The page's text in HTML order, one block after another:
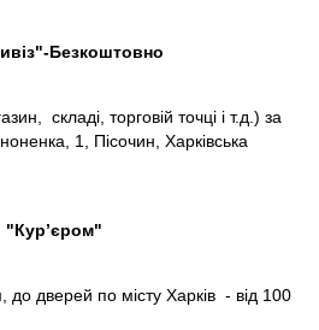
Безкоштовно
складі, торговій точці і т.д.) за
1, Пісочин, Харківська
"Кур’єром"
до дверей по місту Харків - від 100